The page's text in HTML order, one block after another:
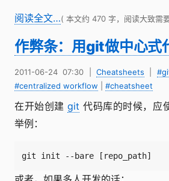
阅读全文…( 本文约 470 字，阅读大致需
作弊条：用git做中心式
2011-06-24 07:30 |Cheatsheets
#centralized workflow
#cheatsheet
在开始创建git 代码库的时候，应
举例：
git init --bare [repo_path]